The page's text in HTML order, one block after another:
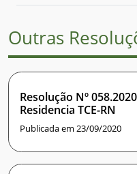
Outras
Resolução Nº
Residencia TCE-RN
Publicada em 23/09/2020